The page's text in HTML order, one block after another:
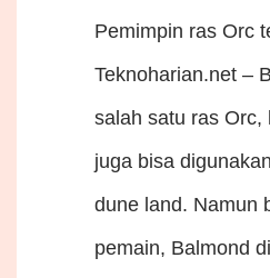
Pemimpin ras Orc
Teknoharian.net –
salah satu ras Orc,
juga bisa
dune land. Namun
pemain, Balmond